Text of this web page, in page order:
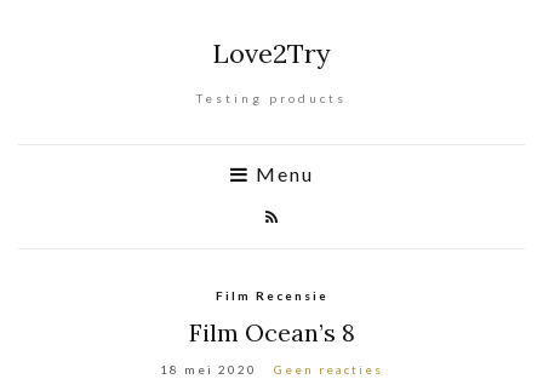
Love2Try
Testing products
Menu
Film Recensie
Film Ocean’s 8
18 mei 2020 Geen reacties